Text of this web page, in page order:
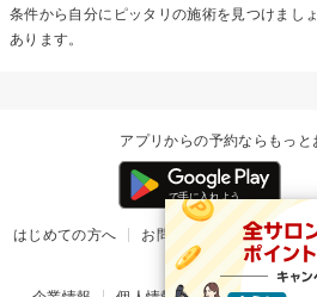
条件から自分にピッタリの施術を見つけまし
あります。
アプリからの予約ならもっと
はじめての方へ お問い合わせ ヘルプ
掲載ご希望のサロン